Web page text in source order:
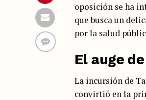
oposición se ha
que busca un
por la salud
El auge
La incursión de
convirtió en la